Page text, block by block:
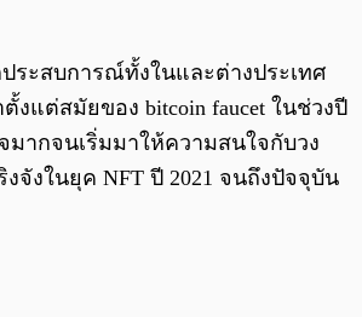
ระสบการณ์ทั้งในและต่างประเทศ
งแต่สมัยของ bitcoin faucet ในช่วงปี
มากจนเริ่มมาให้ความสนใจกับวง
จังในยุค NFT ปี 2021 จนถึงปัจจุบัน